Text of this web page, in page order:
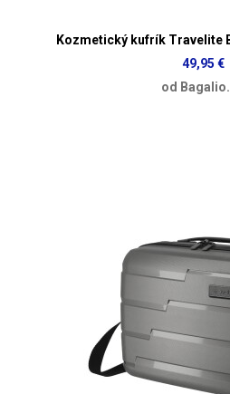
Kozmetický kufrík Travelite
49,95 €
od